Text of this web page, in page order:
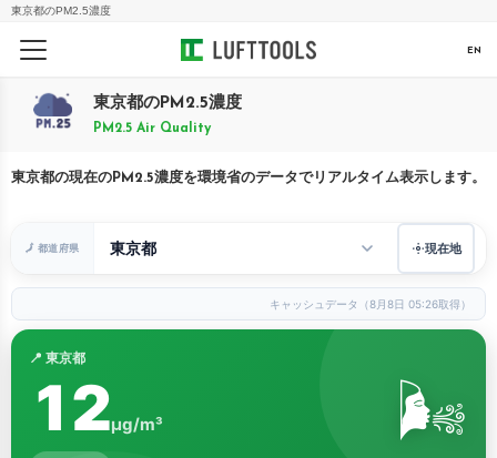
東京都のPM2.5濃度
EN
東京都のPM2.5濃度
PM2.5 Air Quality
東京都の現在のPM2.5濃度を環境省のデータでリアルタイム表示します。
🗾 都道府県 現在地
キャッシュデータ（8月8日 05:26取得）
📍 東京都
12μg/m³ 🌬️